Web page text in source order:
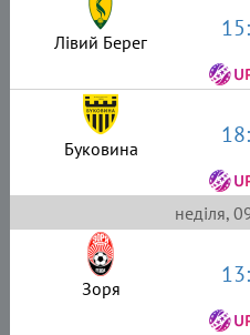
Лівий Берег
Буковина
неділя,
Зоря